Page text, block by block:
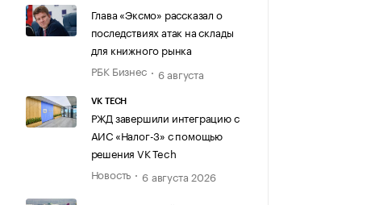
Глава «Эксмо» рассказал о
последствиях атак на склады
для книжного рынка
РБК Бизнес
6 августа
VK TECH
РЖД завершили интеграцию с
АИС «Налог-3» с помощью
решения VK Tech
Новость
6 августа 2026